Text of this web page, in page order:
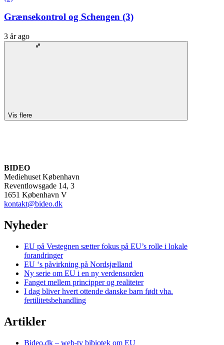
Grænsekontrol og Schengen (3)
3 år ago
Vis flere
BIDEO
Mediehuset København
Reventlowsgade 14, 3
1651 København V
kontakt@bideo.dk
Nyheder
EU på Vestegnen sætter fokus på EU’s rolle i lokale
forandringer
EU ‘s påvirkning på Nordsjælland
Ny serie om EU i en ny verdensorden
Fanget mellem principper og realiteter
I dag bliver hvert ottende danske barn født vha.
fertilitetsbehandling
Artikler
Bideo.dk – web-tv bibiotek om EU